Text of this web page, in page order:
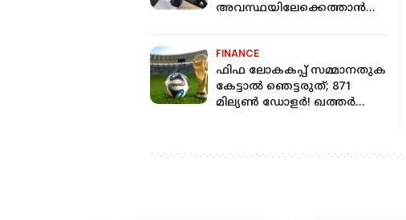
അവസ്ഥയിലേക്കെത്താൻ
കൂടുമോ?
FINANCE
ഫിഫ ലോകകപ്പ് സമ്മാനതുക
കേട്ടാല്‍ ഞെട്ടരുത്; 871
മില്യണ്‍ ഡോളര്‍! ഖത്തര്‍